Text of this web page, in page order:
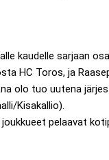
kaudelle sarjaan
HC Toros, ja
olo tuo uutena
Kisakallio).
pelaavat